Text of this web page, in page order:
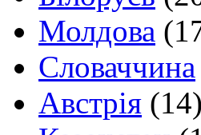
Молдова
Словаччина
Австрія (14)